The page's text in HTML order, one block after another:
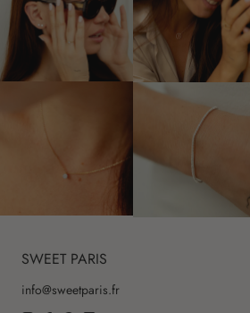
SWEET PARIS
info@sweetparis.fr